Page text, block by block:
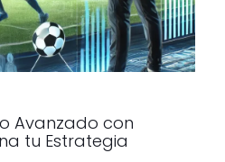
Avanzado con
tu Estrategia